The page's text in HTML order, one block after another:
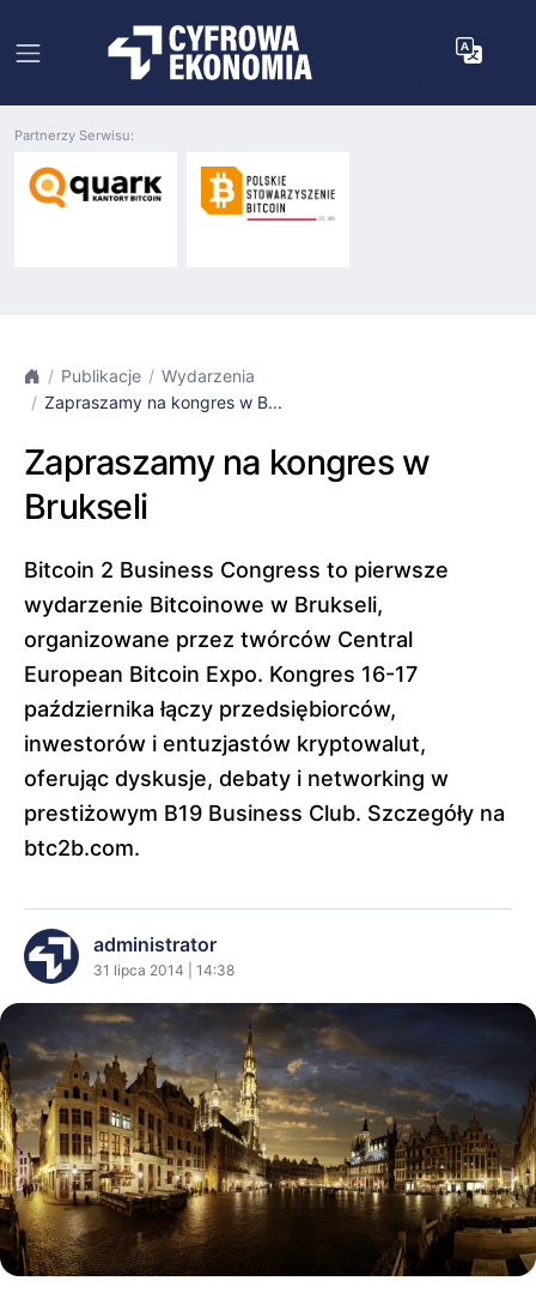
Partnerzy Serwisu:
Publikacje
Wydarzenia
Zapraszamy na kongres w B...
Zapraszamy na kongres w
Brukseli
Bitcoin 2 Business Congress to pierwsze
wydarzenie Bitcoinowe w Brukseli,
organizowane przez twórców Central
European Bitcoin Expo. Kongres 16-17
października łączy przedsiębiorców,
inwestorów i entuzjastów kryptowalut,
oferując dyskusje, debaty i networking w
prestiżowym B19 Business Club. Szczegóły na
btc2b.com.
administrator
31 lipca 2014 | 14:38